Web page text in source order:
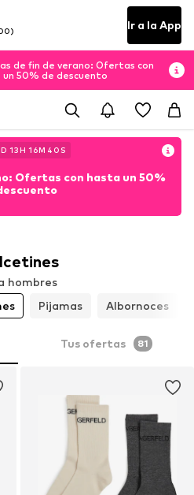
Ir a la App
de fin de verano: Ofertas con
50% de descuento
D 13H 16M 39 S
Ofertas con hasta un 50%
hombres
Pijamas Albornoces
Tus ofertas 81